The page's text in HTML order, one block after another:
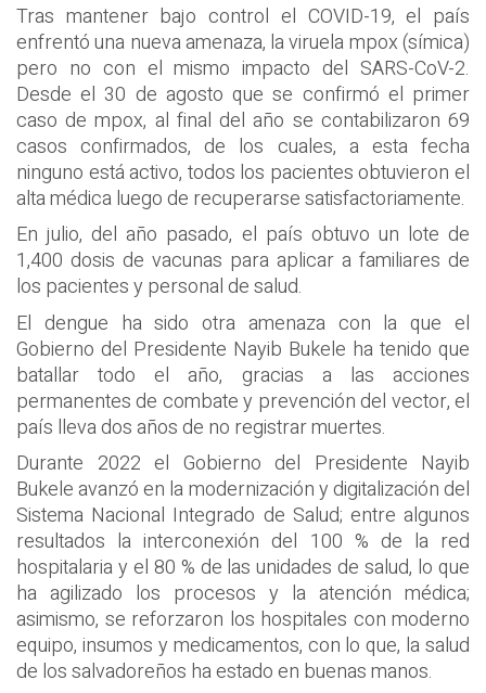
Tras mantener bajo control el COVID-19, el país
enfrentó una nueva amenaza, la viruela mpox (símica)
pero no con el mismo impacto del SARS-CoV-2.
Desde el 30 de agosto que se confirmó el primer
caso de mpox, al final del año se contabilizaron 69
casos confirmados, de los cuales, a esta fecha
ninguno está activo, todos los pacientes obtuvieron el
alta médica luego de recuperarse satisfactoriamente.
En julio, del año pasado, el país obtuvo un lote de
1,400 dosis de vacunas para aplicar a familiares de
los pacientes y personal de salud.
El dengue ha sido otra amenaza con la que el
Gobierno del Presidente Nayib Bukele ha tenido que
batallar todo el año, gracias a las acciones
permanentes de combate y prevención del vector, el
país lleva dos años de no registrar muertes.
Durante 2022 el Gobierno del Presidente Nayib
Bukele avanzó en la modernización y digitalización del
Sistema Nacional Integrado de Salud; entre algunos
resultados la interconexión del 100 % de la red
hospitalaria y el 80 % de las unidades de salud, lo que
ha agilizado los procesos y la atención médica;
asimismo, se reforzaron los hospitales con moderno
equipo, insumos y medicamentos, con lo que, la salud
de los salvadoreños ha estado en buenas manos.